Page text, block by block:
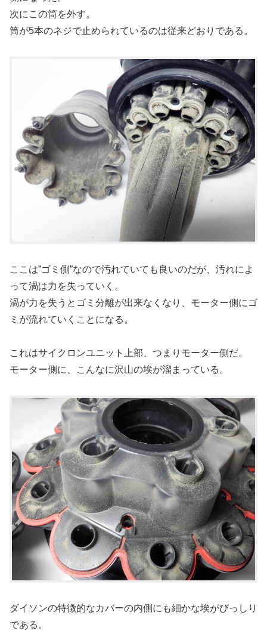
次にこの筒を外す。
筒が5本のネジで止められているのは従来どおりである。
ここは”ゴミ側”なので汚れていても良いのだが、汚れによ
って渦は力を失っていく。
渦が力を失うとゴミ分離が出来なくなり、モーター側にゴ
ミが流れていくことになる。
これはサイクロンユニット上部、つまりモーター側だ。
モーター側に、こんなに沢山の埃が溜まっている。
ダイソンの特徴的なカバーの内側にも細かな埃がびっしり
である。